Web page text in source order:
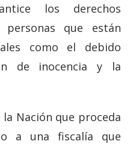
los derechos
que están
como el debido
de inocencia y la
la Nación que proceda
a una fiscalía que